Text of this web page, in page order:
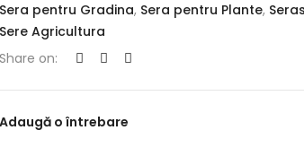
Sera pentru Gradina, Sera pentru Plante,
Sere Agricultura
Share on:
Adaugă o întrebare